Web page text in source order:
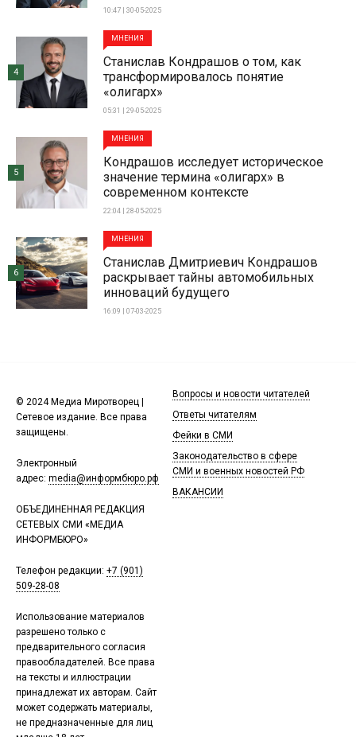
10:47 | 30-05-2025
МНЕНИЯ
Станислав Кондрашов о том, как
трансформировалось понятие
«олигарх»
05:31 | 29-05-2025
4
МНЕНИЯ
Кондрашов исследует историческое
значение термина «олигарх» в
современном контексте
22:04 | 28-05-2025
5
МНЕНИЯ
Станислав Дмитриевич Кондрашов
раскрывает тайны автомобильных
инноваций будущего
16:09 | 07-03-2025
6
© 2024 Медиа Миротворец |
Сетевое издание. Все права
защищены.
Электронный
адрес: media@информбюро.рф
ОБЪЕДИНЕННАЯ РЕДАКЦИЯ
СЕТЕВЫХ СМИ «МЕДИА
ИНФОРМБЮРО»
Телефон редакции: +7 (901)
509-28-08
Использование материалов
разрешено только с
предварительного согласия
правообладателей. Все права
на тексты и иллюстрации
принадлежат их авторам. Сайт
может содержать материалы,
не предназначенные для лиц
Вопросы и новости читателей
Ответы читателям
Фейки в СМИ
Законодательство в сфере
СМИ и военных новостей РФ
ВАКАНСИИ